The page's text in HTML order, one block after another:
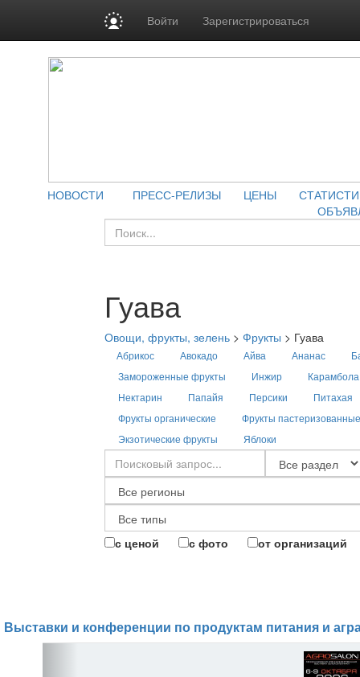
Войти Зарегистрироваться
НОВОСТИ ПРЕСС-РЕЛИЗЫ ЦЕНЫ
Гуава
Овощи, фрукты, зелень > Фрукты > Гуава
Абрикос Авокадо Айва Ананас
Замороженные фрукты
Инжир
Карамбола
Нектарин
Папайя Персики
Питахая
Фрукты органические
Фрукты пастеризованные
Экзотические фрукты
Яблоки
с ценой с фото от организаций
Выставки и конференции по продуктам питания и